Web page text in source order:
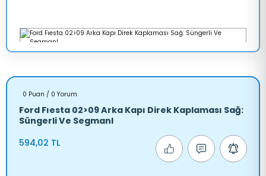
0 Puan / 0 Yorum
Ford Fıesta 02>09 Arka Kapı Direk Kaplaması Sağ:
Süngerli Ve Segmanl
594,02 TL